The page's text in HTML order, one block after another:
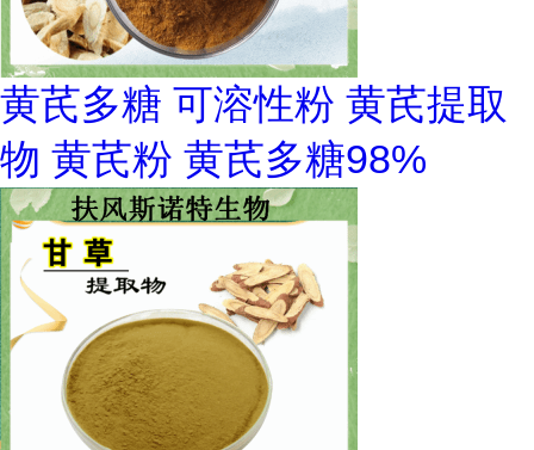
黄芪多糖 可溶性粉 黄芪提取
物 黄芪粉 黄芪多糖98%